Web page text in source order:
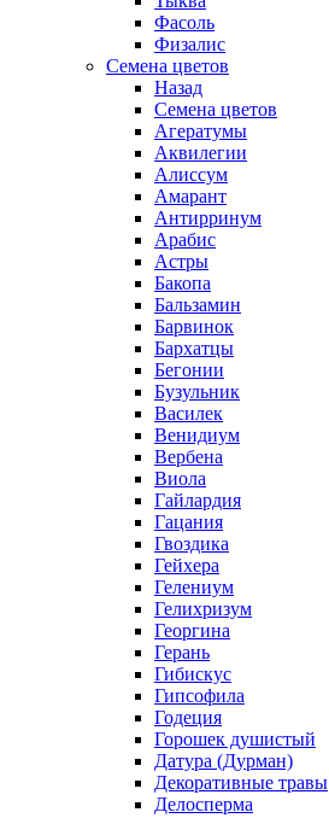
Фасоль
Физалис
Семена цветов
Назад
Семена цветов
Агератумы
Аквилегии
Алиссум
Амарант
Антирринум
Арабис
Астры
Бакопа
Бальзамин
Барвинок
Бархатцы
Бегонии
Бузульник
Василек
Венидиум
Вербена
Виола
Гайлардия
Гацания
Гвоздика
Гейхера
Гелениум
Гелихризум
Георгина
Герань
Гибискус
Гипсофила
Годеция
Горошек душистый
Датура (Дурман)
Декоративные травы
Делосперма